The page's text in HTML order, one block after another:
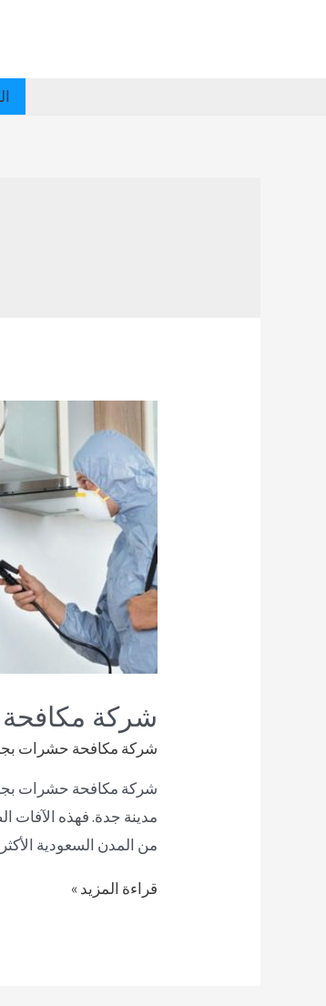
شركة
شركة مكافحة حشرات
شركة مكافحة حشرات
مدينة جدة. فهذه الآفات
من المدن السعودية
قراءة المزيد »